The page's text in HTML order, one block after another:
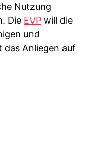
Nutzung
Die EVP will die
und
Anliegen auf